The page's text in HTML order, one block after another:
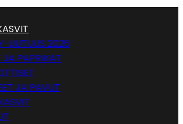
UUTUUS 2026
JA PAPRIKAT
JA PAVUT